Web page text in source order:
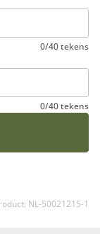
op
de bloemen
in een
0/40 tekens
0/40 tekens
NL-50021215-1